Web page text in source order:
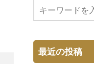
最近の投稿